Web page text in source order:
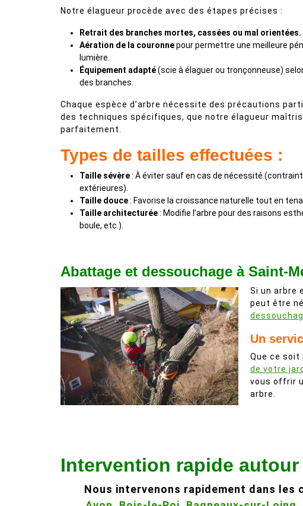
Notre élagueur procède avec des étapes précises :
Retrait des branches mortes, cassées ou mal orientées.
Aération de la couronnepour permettre une meilleure
lumière.
Équipement adapté(scie à élaguer ou tronçonneuse)
des branches.
Chaque espèce d’arbre nécessite des précautions
des techniques spécifiques, que notre élagueur
parfaitement.
Types de tailles effectuées :
Taille sévère: À éviter sauf en cas de nécessité
extérieures).
Taille douce: Favorise la croissance naturelle tout en
Taille architecturée: Modifie l’arbre pour des raisons
boule, etc.).
Abattage et dessouchage à Saint-
Si un arbre
peut être
Un
Que ce soit
de votre
vous offrir
arbre.
Intervention rapide autour
Nous intervenons rapidement dans les